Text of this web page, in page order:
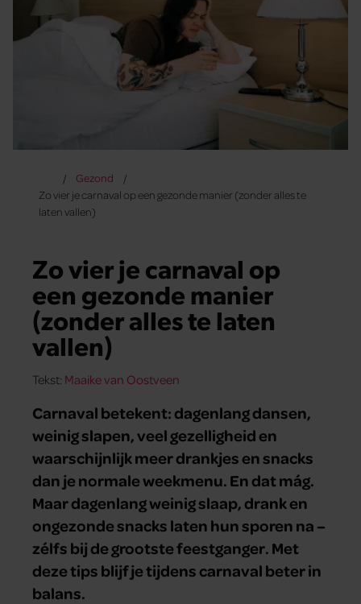
Gezond
Zo vier je carnaval op een gezonde manier (zonder alles te
laten vallen)
Zo vier je carnaval op
een gezonde manier
(zonder alles te laten
vallen)
Tekst: Maaike van Oostveen
Carnaval betekent: dagenlang dansen,
weinig slapen, veel gezelligheid en
waarschijnlijk meer drankjes en snacks
dan je normale weekmenu. En dat mág.
Maar dagenlang weinig slaap, drank en
ongezonde snacks laten hun sporen na –
zélfs bij de grootste feestganger. Met
deze tips blijf je tijdens carnaval beter in
balans.